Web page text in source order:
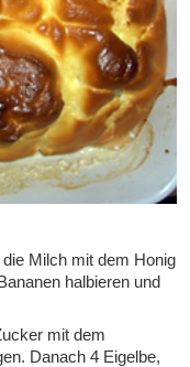
Milch mit dem Honig
halbieren und
mit dem
Danach 4 Eigelbe,